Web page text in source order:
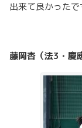
出来て良かったで
藤岡杏（法3・慶